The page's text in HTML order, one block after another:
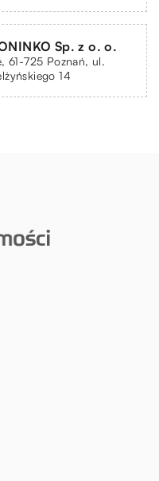
Sp. z o. o.
61-725 Poznań, ul.
14